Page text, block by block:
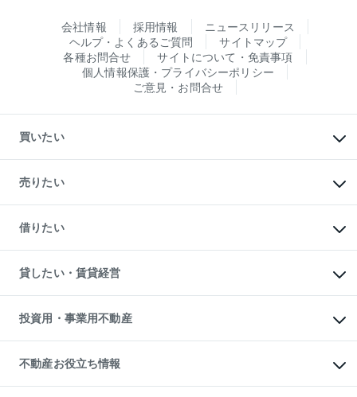
会社情報 採用情報
ニュースリリース
ヘルプ・よくあるご質問
サイトマップ
各種お問合せ
サイトについて・免責事項
個人情報保護・プライバシーポリシー
ご意見・お問合せ
買いたい
新築・分譲マンションの購入
中古マンションの購入
一戸建ての購入
中古一戸建ての購入
不動産購入の流れ
注目キーワード物件特集
購入ガイド
English 繁体中文簡体中文
売りたい
一戸建ての売却・査定
土地の売却・査定
スピードAI査定
不動産査定について
不動産売却の流れ
不動産買換えの流れ
売却ガイド
借りたい
オフィス・店舗の賃貸
借りるときの流れ
借りるガイド
貸したい・賃貸経営
マンション賃料データ
賃貸管理プラン
リロケーションについて
貸すガイド
投資用・事業用不動産
事業用不動産
マンション投資
投資用マンション
不動産お役立ち情報